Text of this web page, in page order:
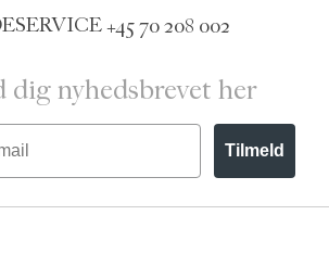
+45 70 208 002
nyhedsbrevet her
Tilmeld